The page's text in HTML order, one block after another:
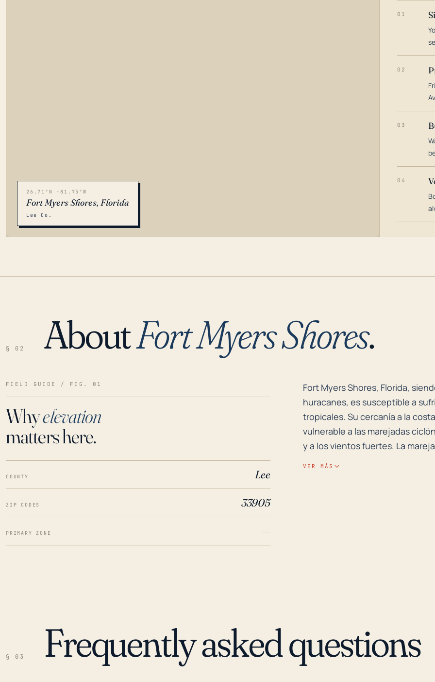
LOADING…
26.71°N -81.75°W
Fort Myers Shores, Florida
Lee Co.
01
02
03
04
§ 02 AboutFort Myers Shores.
FIELD GUIDE / FIG. 01
Whyelevation
matters here.
COUNTY Lee
ZIP CODES 33905
PRIMARY ZONE —
Fort Myers Shores, Florida,
Fort Myers Shores, Florida,
huracanes, es susceptible a
tropicales. Su cercanía a la
vulnerable a las marejadas
y a los vientos fuertes. La
destructivas, especialmente
viento como por agua. La
cuenta el potencial de
VER MÁS
§ 03 Frequently asked questions